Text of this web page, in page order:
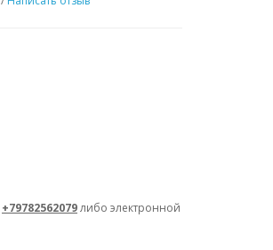
+79782562079либо электронной